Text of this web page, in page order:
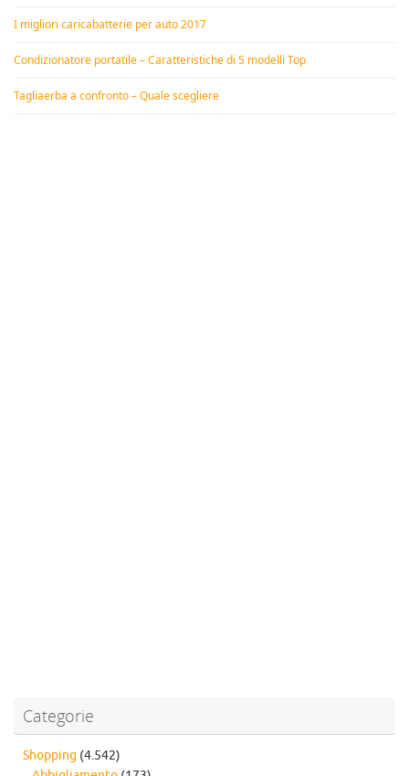
I migliori caricabatterie per auto 2017
Condizionatore portatile – Caratteristiche di 5 modelli Top
Tagliaerba a confronto – Quale scegliere
Categorie
Shopping (4.542)